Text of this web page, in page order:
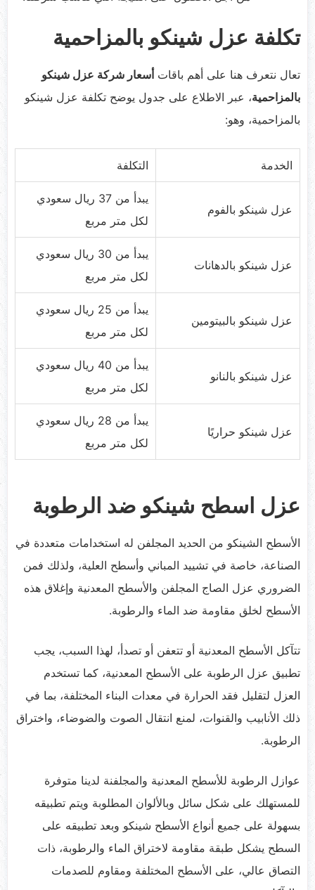
تكلفة عزل شينكو بالمزاحمية
تعال نتعرف هنا على أهم باقات أسعار شركة عزل شينكو
بالمزاحمية، عبر الاطلاع على جدول يوضح تكلفة عزل شينكو
بالمزاحمية، وهو:
الخدمة التكلفة
عزل شينكو بالفوم
يبدأ من 37 ريال سعودي
لكل متر مربع
عزل شينكو بالدهانات
يبدأ من 30 ريال سعودي
لكل متر مربع
عزل شينكو بالبيتومين
يبدأ من 25 ريال سعودي
لكل متر مربع
عزل شينكو بالنانو
يبدأ من 40 ريال سعودي
لكل متر مربع
عزل شينكو حراريًا
يبدأ من 28 ريال سعودي
لكل متر مربع
عزل اسطح شينكو ضد الرطوبة
الأسطح الشينكو من الحديد المجلفن له استخدامات متعددة في
الصناعة، خاصة في تشييد المباني وأسطح العلية، ولذلك فمن
الضروري عزل الصاج المجلفن والأسطح المعدنية وإغلاق هذه
الأسطح لخلق مقاومة ضد الماء والرطوبة.
تتآكل الأسطح المعدنية أو تتعفن أو تصدأ، لهذا السبب، يجب
تطبيق عزل الرطوبة على الأسطح المعدنية، كما تستخدم
العزل لتقليل فقد الحرارة في معدات البناء المختلفة، بما في
ذلك الأنابيب والقنوات، لمنع انتقال الصوت والضوضاء، واختراق
الرطوبة.
عوازل الرطوبة للأسطح المعدنية والمجلفنة لدينا متوفرة
للمستهلك على شكل سائل وبالألوان المطلوبة ويتم تطبيقه
بسهولة على جميع أنواع الأسطح شينكو وبعد تطبيقه على
السطح يشكل طبقة مقاومة لاختراق الماء والرطوبة، ذات
التصاق عالي، على الأسطح المختلفة ومقاوم للصدمات